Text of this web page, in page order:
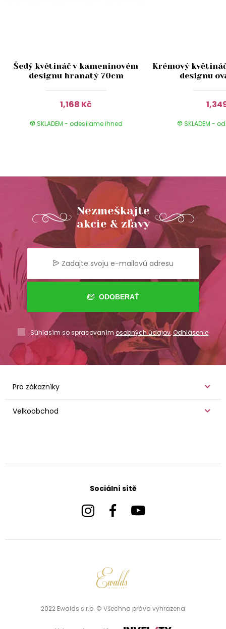
Šedý květináč v kameninovém
designu hranatý 70cm
1,168 Kč
SKLADEM - odesílame ihned
Krémový
designu
SKLADEM -
Nezmeškajte
akcie & zľavy
ODOBERAŤ
Súhlasím so spracovaním osobných údajov,Odhlásenie
Pro zákazníky
Velkoobchod
Sociální sítě
2022 Ewalds s.r.o. © Všechna práva vyhrazena